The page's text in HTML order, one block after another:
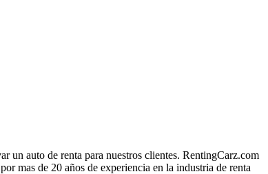
un auto de renta para nuestros clientes. RentingCarz.com
mas de 20 años de experiencia en la industria de renta